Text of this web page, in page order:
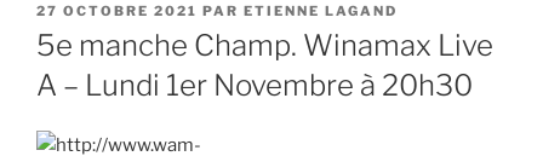
PUBLIÉ
LE
27 OCTOBRE 2021 PAR ETIENNE LAGAND
5e manche Champ. Winamax Live
A – Lundi 1er Novembre à 20h30